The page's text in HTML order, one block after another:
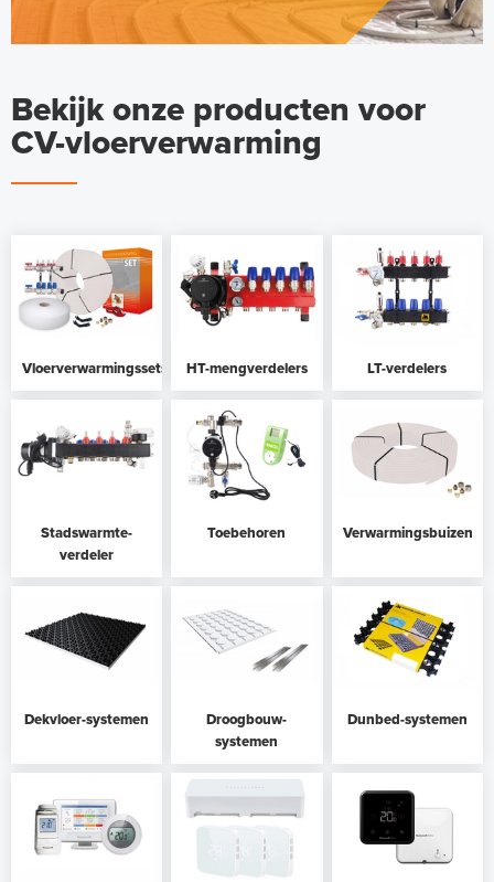
a
t
e
s
y
s
t
e
m
e
Bekijk onze producten voor
CV-vloerverwarming
Vloerverwarmingssets HT-mengverdelers LT-verdelers
Stadswarmte-
verdeler
Toebehoren Verwarmingsbuizen
Dekvloer-systemen
Droogbouw-
systemen
Dunbed-systemen